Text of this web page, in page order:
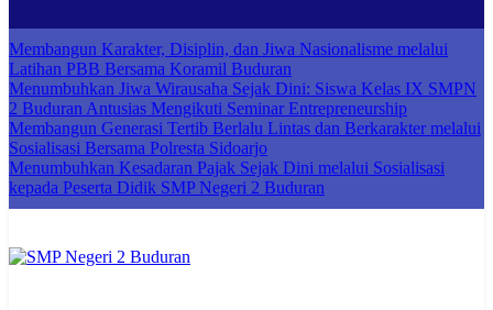
Membangun Karakter, Disiplin, dan Jiwa Nasionalisme melalui
Latihan PBB Bersama Koramil Buduran
Menumbuhkan Jiwa Wirausaha Sejak Dini: Siswa Kelas IX SMPN
2 Buduran Antusias Mengikuti Seminar Entrepreneurship
Membangun Generasi Tertib Berlalu Lintas dan Berkarakter melalui
Sosialisasi Bersama Polresta Sidoarjo
Menumbuhkan Kesadaran Pajak Sejak Dini melalui Sosialisasi
kepada Peserta Didik SMP Negeri 2 Buduran